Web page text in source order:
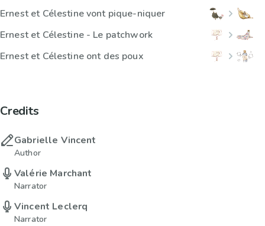
Ernest et Célestine vont pique-niquer
Ernest et Célestine - Le patchwork
Ernest et Célestine ont des poux
Credits
Gabrielle Vincent
Author
Valérie Marchant
Narrator
Vincent Leclerq
Narrator